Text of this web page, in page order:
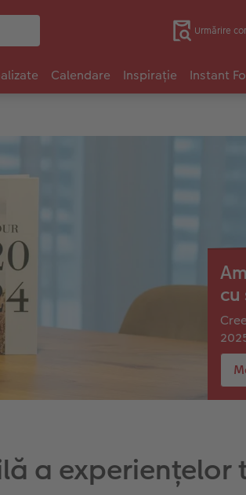
Urmărire
Calendare Inspirație Instant
a experiențelor